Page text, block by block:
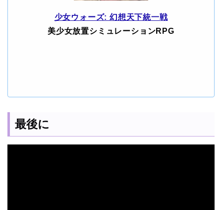
少女ウォーズ: 幻想天下統一戦
美少女放置シミュレーションRPG
最後に